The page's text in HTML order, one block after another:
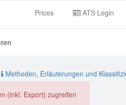
Prices ATS Login
Methoden, Erläuterungen und
(inkl. Export) zugreifen